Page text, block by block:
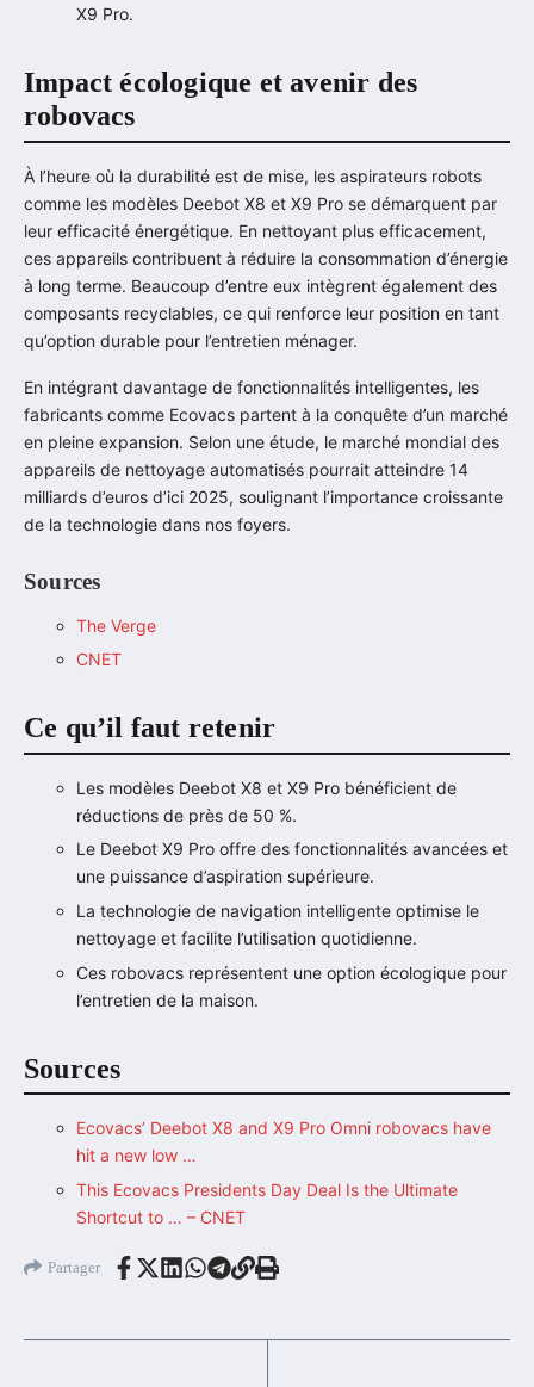
X9 Pro.
Impact écologique et avenir des
robovacs
À l’heure où la durabilité est de mise, les aspirateurs robots
comme les modèles Deebot X8 et X9 Pro se démarquent par
leur efficacité énergétique. En nettoyant plus efficacement,
ces appareils contribuent à réduire la consommation d’énergie
à long terme. Beaucoup d’entre eux intègrent également des
composants recyclables, ce qui renforce leur position en tant
qu’option durable pour l’entretien ménager.
En intégrant davantage de fonctionnalités intelligentes, les
fabricants comme Ecovacs partent à la conquête d’un marché
en pleine expansion. Selon une étude, le marché mondial des
appareils de nettoyage automatisés pourrait atteindre 14
milliards d’euros d’ici 2025, soulignant l’importance croissante
de la technologie dans nos foyers.
Sources
The Verge
CNET
Ce qu’il faut retenir
Les modèles Deebot X8 et X9 Pro bénéficient de
réductions de près de 50 %.
Le Deebot X9 Pro offre des fonctionnalités avancées et
une puissance d’aspiration supérieure.
La technologie de navigation intelligente optimise le
nettoyage et facilite l’utilisation quotidienne.
Ces robovacs représentent une option écologique pour
l’entretien de la maison.
Sources
Ecovacs’ Deebot X8 and X9 Pro Omni robovacs have
hit a new low …
This Ecovacs Presidents Day Deal Is the Ultimate
Shortcut to … – CNET
Partager